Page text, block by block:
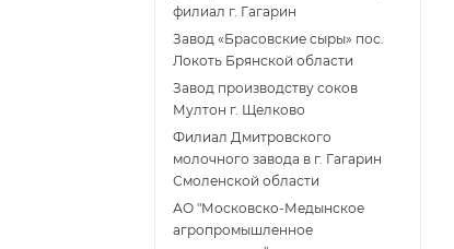
филиал г. Гагарин
Завод «Брасовские сыры» пос.
Локоть Брянской области
Завод производству соков
Мултон г. Щелково
Филиал Дмитровского
молочного завода в г. Гагарин
Смоленской области
АО "Московско-Медынское
агропромышленное